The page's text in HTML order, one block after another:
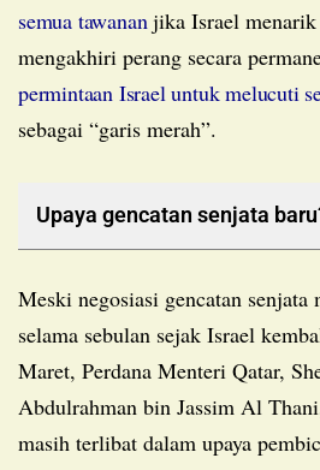
semua tawanan jika Israel menarik
mengakhiri perang secara
permintaan Israel untuk melucuti
sebagai “garis merah”.
Upaya gencatan senjata
Meski negosiasi gencatan senjata mengalami kebuntuan
selama sebulan sejak Israel
Maret, Perdana Menteri Qatar,
Abdulrahman bin Jassim Al
masih terlibat dalam upaya